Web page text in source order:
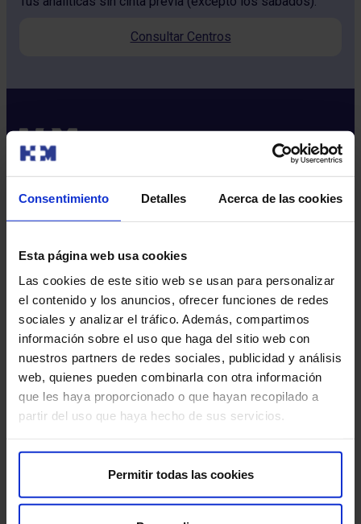
Consentimiento Detalles Acerca de las cookies
Esta página web usa cookies
Las cookies de este sitio web se usan para personalizar
el contenido y los anuncios, ofrecer funciones de redes
sociales y analizar el tráfico. Además, compartimos
información sobre el uso que haga del sitio web con
nuestros partners de redes sociales, publicidad y análisis
web, quienes pueden combinarla con otra información
que les haya proporcionado o que hayan recopilado a
partir del uso que haya hecho de sus servicios.
Permitir todas las cookies
Consultar Centros
Excelencia y calidad​
Trabaja con nosotros​
Rincón del accionista​
Más HM Hospitales
Fundación HM​
Centro Universitario CUHMED​
Instituto HM Hospitales​
HM CINAC​